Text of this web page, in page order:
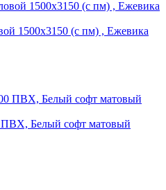
1500х3150 (с пм) , Ежевика
Белый софт матовый